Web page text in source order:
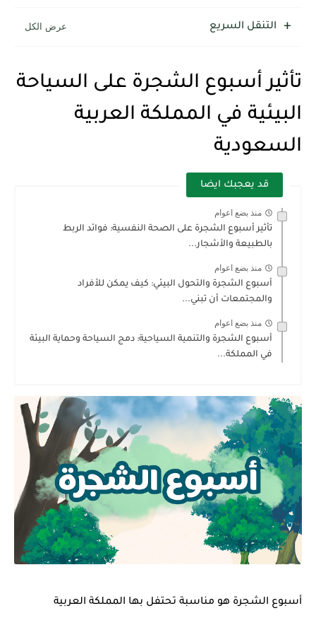
التنقل السريع
تأثير أسبوع الشجرة على السياحة
البيئية في المملكة العربية
السعودية
قد يعجبك ايضا
منذ بضع اعوام
تأثير أسبوع الشجرة على الصحة النفسية: فوائد الربط
بالطبيعة والأشجار...
منذ بضع اعوام
أسبوع الشجرة والتحول البيئي: كيف يمكن للأفراد
والمجتمعات أن تبني...
منذ بضع اعوام
أسبوع الشجرة والتنمية السياحية: دمج السياحة وحماية البيئة
في المملكة...
أسبوع الشجرة هو مناسبة تحتفل بها المملكة العربية